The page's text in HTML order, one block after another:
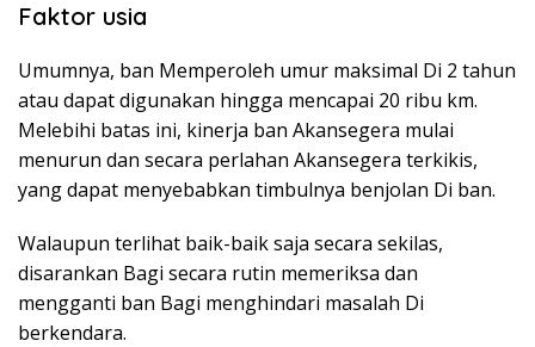
Faktor usia
Umumnya, ban Memperoleh umur maksimal Di 2 tahun
atau dapat digunakan hingga mencapai 20 ribu km.
Melebihi batas ini, kinerja ban Akansegera mulai
menurun dan secara perlahan Akansegera terkikis,
yang dapat menyebabkan timbulnya benjolan Di ban.
Walaupun terlihat baik-baik saja secara sekilas,
disarankan Bagi secara rutin memeriksa dan
mengganti ban Bagi menghindari masalah Di
berkendara.